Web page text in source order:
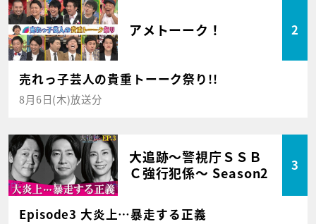
アメトーーク！ 2
売れっ子芸人の貴重トーーク祭り!!
8月6日(木)放送分
大追跡～警視庁ＳＳＢ
Ｃ強行犯係～ Season2
3
Episode3 大炎上…暴走する正義